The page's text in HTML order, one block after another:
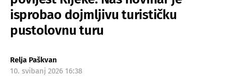
isprobao dojmljivu turističku
pustolovnu turu
Relja Paškvan
10. svibanj 2026 16:38